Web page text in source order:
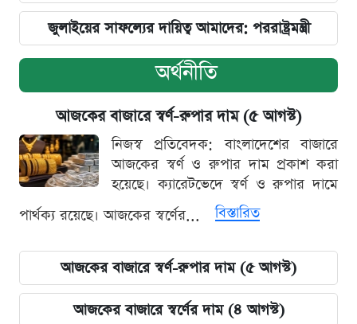
জুলাইয়ের সাফল্যের দায়িত্ব আমাদের: পররাষ্ট্রমন্ত্রী
অর্থনীতি
আজকের বাজারে স্বর্ণ-রুপার দাম (৫ আগস্ট)
নিজস্ব প্রতিবেদক: বাংলাদেশের বাজারে
আজকের স্বর্ণ ও রুপার দাম প্রকাশ করা
হয়েছে। ক্যারেটভেদে স্বর্ণ ও রুপার দামে
পার্থক্য রয়েছে। আজকের স্বর্ণের...
বিস্তারিত
আজকের বাজারে স্বর্ণ-রুপার দাম (৫ আগস্ট)
আজকের বাজারে স্বর্ণের দাম (৪ আগস্ট)